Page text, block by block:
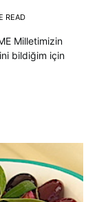
READ
Milletimizin
bildiğim için